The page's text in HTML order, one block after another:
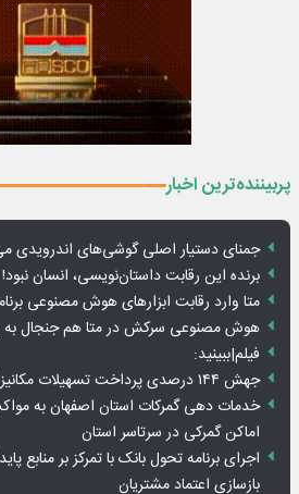
پربیننده‌ترین اخبار
جمنای دستیار اصلی گوشی‌های اندرویدی
برنده این رقابت داستان‌نویسی، انسان نبود!
متا وارد رقابت ابزارهای هوش مصنوعی
هوش مصنوعی سرکش در متا هم جنجال به
فیلم|ببینید:
جهش ۱۴۴ درصدی پرداخت تسهیلات مکانیزاسیون توسط بانک کشاورزی
خدمات دهی گمرکات استان اصفهان به
اماکن گمرکی در سرتاسر استان
اجرای برنامه تحول بانک با تمرکز بر منابع
بازسازی اعتماد مشتریان